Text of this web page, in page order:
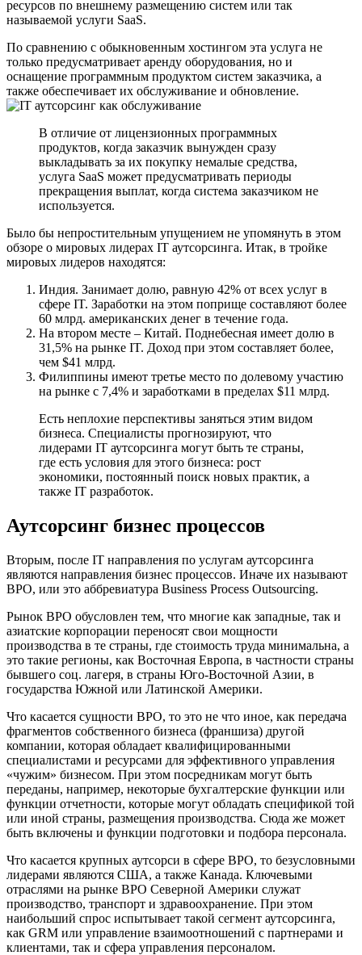
ресурсов по внешнему размещению систем или так
называемой услуги SaaS.
По сравнению с обыкновенным хостингом эта услуга не
только предусматривает аренду оборудования, но и
оснащение программным продуктом систем заказчика, а
также обеспечивает их обслуживание и обновление.
В отличие от лицензионных программных
продуктов, когда заказчик вынужден сразу
выкладывать за их покупку немалые средства,
услуга SaaS может предусматривать периоды
прекращения выплат, когда система заказчиком не
используется.
Было бы непростительным упущением не упомянуть в этом
обзоре о мировых лидерах IT аутсорсинга. Итак, в тройке
мировых лидеров находятся:
Индия. Занимает долю, равную 42% от всех услуг в
сфере IT. Заработки на этом поприще составляют более
60 млрд. американских денег в течение года.
На втором месте – Китай. Поднебесная имеет долю в
31,5% на рынке IT. Доход при этом составляет более,
чем $41 млрд.
Филиппины имеют третье место по долевому участию
на рынке с 7,4% и заработками в пределах $11 млрд.
Есть неплохие перспективы заняться этим видом
бизнеса. Специалисты прогнозируют, что
лидерами IT аутсорсинга могут быть те страны,
где есть условия для этого бизнеса: рост
экономики, постоянный поиск новых практик, а
также IT разработок.
Аутсорсинг бизнес процессов
Вторым, после IT направления по услугам аутсорсинга
являются направления бизнес процессов. Иначе их называют
BPO, или это аббревиатура Business Process Outsourcing.
Рынок BPO обусловлен тем, что многие как западные, так и
азиатские корпорации переносят свои мощности
производства в те страны, где стоимость труда минимальна, а
это такие регионы, как Восточная Европа, в частности страны
бывшего соц. лагеря, в страны Юго-Восточной Азии, в
государства Южной или Латинской Америки.
Что касается сущности BPO, то это не что иное, как передача
фрагментов собственного бизнеса (франшиза) другой
компании, которая обладает квалифицированными
специалистами и ресурсами для эффективного управления
«чужим» бизнесом. При этом посредникам могут быть
переданы, например, некоторые бухгалтерские функции или
функции отчетности, которые могут обладать спецификой той
или иной страны, размещения производства. Сюда же может
быть включены и функции подготовки и подбора персонала.
Что касается крупных аутсорси в сфере BPO, то безусловными
лидерами являются США, а также Канада. Ключевыми
отраслями на рынке BPO Северной Америки служат
производство, транспорт и здравоохранение. При этом
наибольший спрос испытывает такой сегмент аутсорсинга,
как GRM или управление взаимоотношений с партнерами и
клиентами, так и сфера управления персоналом.